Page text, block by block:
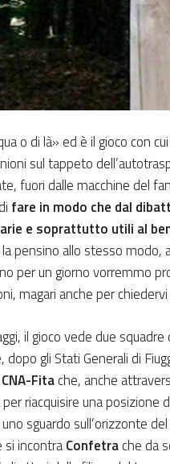
o di là» ed è il gioco con
sul tappeto
fuori dalle macchine del
fare in modo che dal
e soprattutto utili al
pensino allo stesso modo,
per un giorno vorremmo
magari anche per
il gioco vede due
dopo gli Stati Generali di
CNA-Fitache, anche
riacquisire una posizione
sguardo sull’orizzonte
incontraConfetrache da